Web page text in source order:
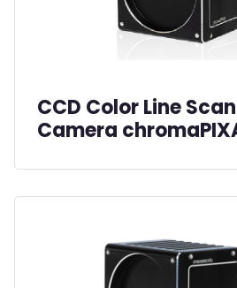
CCD Color Line Scan
Camera